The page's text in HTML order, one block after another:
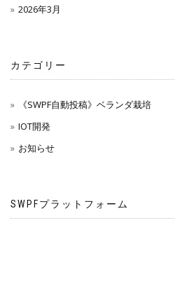
2026年3月
カテゴリー
《SWPF自動投稿》ベランダ栽培
IOT開発
お知らせ
SWPFプラットフォーム